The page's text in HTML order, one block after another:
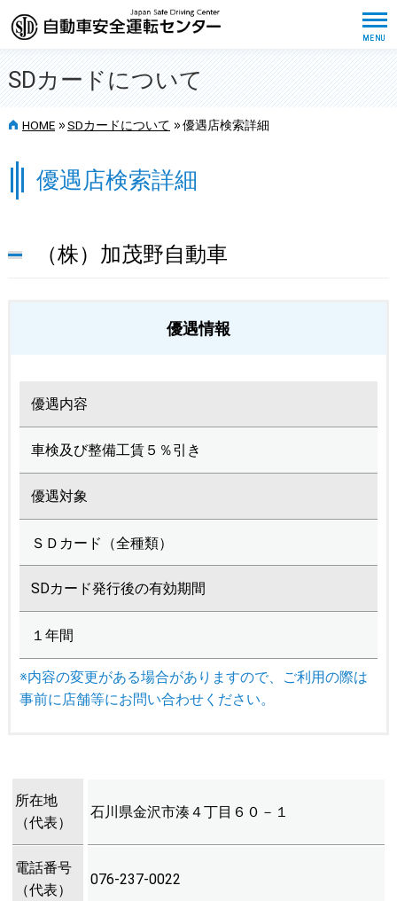
SDカードについて
HOME >> SDカードについて >> 優遇店検索詳細
優遇店検索詳細
（株）加茂野自動車
優遇情報
優遇内容
車検及び整備工賃５％引き
優遇対象
ＳＤカード（全種類）
SDカード発行後の有効期間
１年間
※内容の変更がある場合がありますので、ご利用の際は
事前に店舗等にお問い合わせください。
所在地
（代表）
石川県金沢市湊４丁目６０－１
電話番号
（代表）
076-237-0022